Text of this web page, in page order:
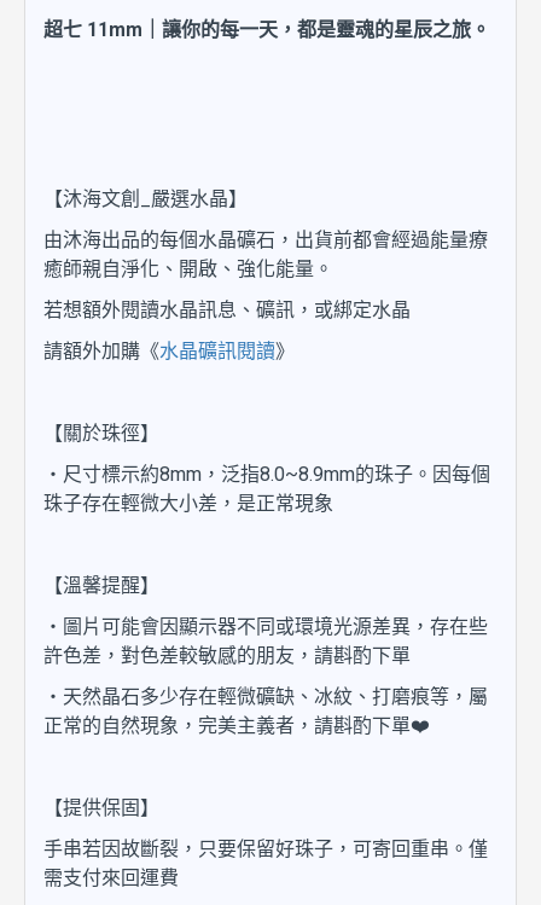
超七 11mm｜讓你的每一天，都是靈魂的星辰之旅。
【沐海文創_嚴選水晶】
由沐海出品的每個水晶礦石，出貨前都會經過能量療
癒師親自淨化、開啟、強化能量。
若想額外閱讀水晶訊息、礦訊，或綁定水晶
請額外加購《水晶礦訊閱讀》
【關於珠徑】
・尺寸標示約8mm，泛指8.0~8.9mm的珠子。因每個
珠子存在輕微大小差，是正常現象
【溫馨提醒】
・圖片可能會因顯示器不同或環境光源差異，存在些
許色差，對色差較敏感的朋友，請斟酌下單
・天然晶石多少存在輕微礦缺、冰紋、打磨痕等，屬
正常的自然現象，完美主義者，請斟酌下單❤️
【提供保固】
手串若因故斷裂，只要保留好珠子，可寄回重串。僅
需支付來回運費